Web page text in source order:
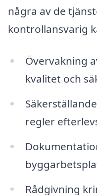
några av de
kontrollansvarig
Övervakning
kvalitet och
regler
Rådgivning